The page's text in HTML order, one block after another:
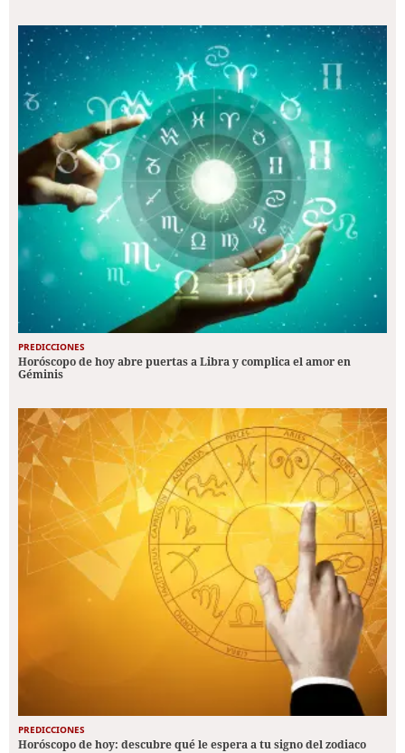
PREDICCIONES
Horóscopo de hoy abre puertas a Libra y complica el amor en
Géminis
PREDICCIONES
Horóscopo de hoy: descubre qué le espera a tu signo del zodiaco